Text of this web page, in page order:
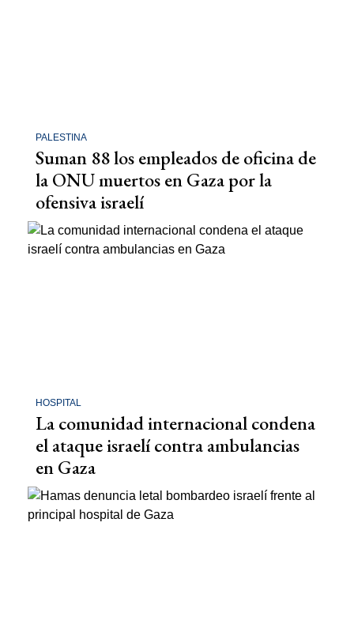
PALESTINA
Suman 88 los empleados de oficina de
la ONU muertos en Gaza por la
ofensiva israelí
HOSPITAL
La comunidad internacional condena
el ataque israelí contra ambulancias
en Gaza